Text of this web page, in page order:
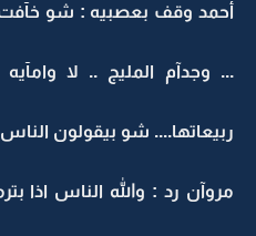
أحمد وقف بعصبيه : شو خآفت
... وجدآم المليج .. لا
ربيعاتها.... شو بيقولون الناس
مروآن رد : والله الناس